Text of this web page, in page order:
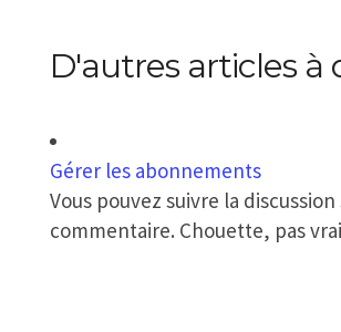
D'autres articles à
Gérer les abonnements
Vous pouvez suivre la
commentaire. Chouette, pas